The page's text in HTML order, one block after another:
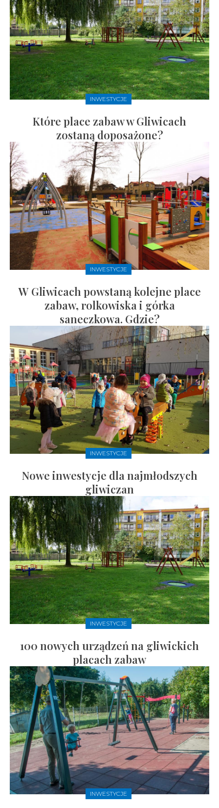
INWESTYCJE
Które place zabaw w Gliwicach
zostaną doposażone?
INWESTYCJE
W Gliwicach powstaną kolejne place
zabaw, rolkowiska i górka
saneczkowa. Gdzie?
INWESTYCJE
Nowe inwestycje dla najmłodszych
gliwiczan
INWESTYCJE
100 nowych urządzeń na gliwickich
placach zabaw
INWESTYCJE